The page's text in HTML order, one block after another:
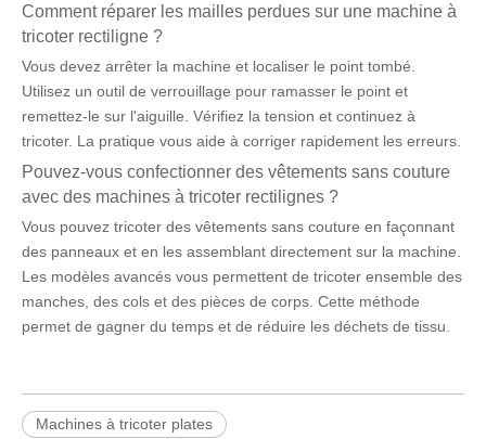
Comment réparer les mailles perdues sur une machine à
tricoter rectiligne ?
Vous devez arrêter la machine et localiser le point tombé.
Utilisez un outil de verrouillage pour ramasser le point et
remettez-le sur l'aiguille. Vérifiez la tension et continuez à
tricoter. La pratique vous aide à corriger rapidement les erreurs.
Pouvez-vous confectionner des vêtements sans couture
avec des machines à tricoter rectilignes ?
Vous pouvez tricoter des vêtements sans couture en façonnant
des panneaux et en les assemblant directement sur la machine.
Les modèles avancés vous permettent de tricoter ensemble des
manches, des cols et des pièces de corps. Cette méthode
permet de gagner du temps et de réduire les déchets de tissu.
Machines à tricoter plates